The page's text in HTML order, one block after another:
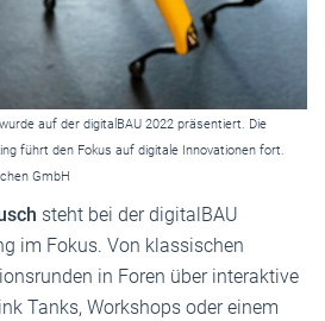
auf der digitalBAU 2022 präsentiert. Die
führt den Fokus auf digitale Innovationen fort.
GmbH
steht bei der digitalBAU
im Fokus. Von klassischen
in Foren über interaktive
Tanks, Workshops oder einem